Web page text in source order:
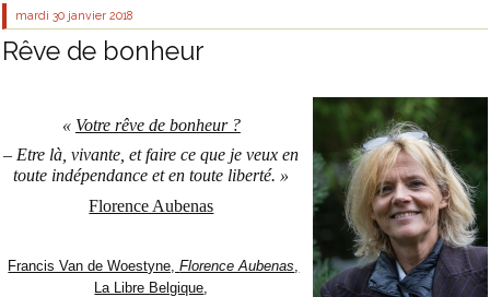
mardi 30 janvier 2018
Rêve de bonheur
« Votre rêve de bonheur ?
– Etre là, vivante, et faire ce que je veux en
toute indépendance et en toute liberté. »
Florence Aubenas
Francis Van de Woestyne,Florence Aubenas
La Libre Belgique